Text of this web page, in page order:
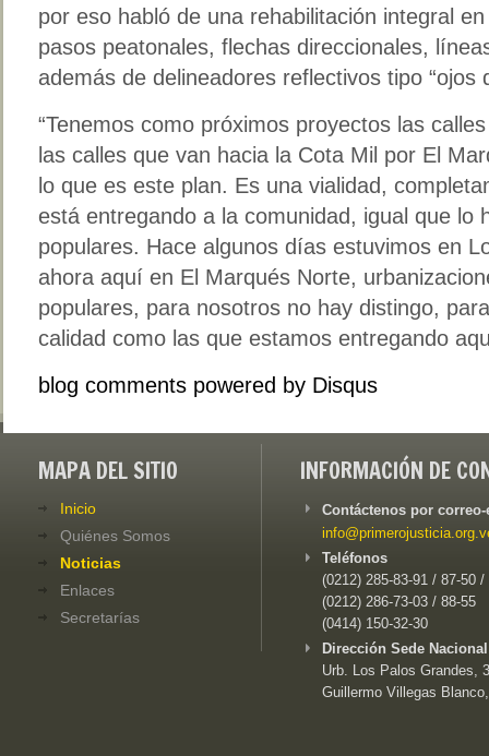
por eso habló de una rehabilitación integral
pasos peatonales, flechas direccionales,
además de delineadores reflectivos tipo “ojos
“Tenemos como próximos proyectos las
las calles que van hacia la Cota Mil por El
lo que es este plan. Es una vialidad,
está entregando a la comunidad, igual que lo
populares. Hace algunos días estuvimos en
ahora aquí en El Marqués Norte,
populares, para nosotros no hay distingo,
calidad como las que estamos entregando
blog comments powered by Disqus
MAPA DEL SITIO
Inicio
Quiénes Somos
Noticias
Enlaces
Secretarías
INFORMACIÓN DE
Contáctenos por
Teléfonos
(0212) 285-83-91 / 87-50 /
(0212) 286-73-03 / 88-55
(0414) 150-32-30
Dirección Sede
Urb. Los Palos Grandes,
Guillermo Villegas